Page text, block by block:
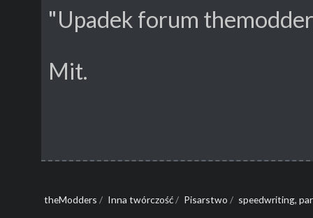
"Upadek forum
Mit.
theModders / Inna twórczość/ Pisarstwo / speedwriting,